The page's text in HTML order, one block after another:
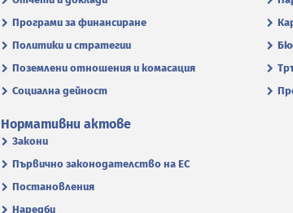
Програми за финансиране
Политики и стратегии
Поземлени отношения и комасация
Социална дейност
Нормативни актове
Закони
Първично законодателство на ЕС
Постановления
Наредби